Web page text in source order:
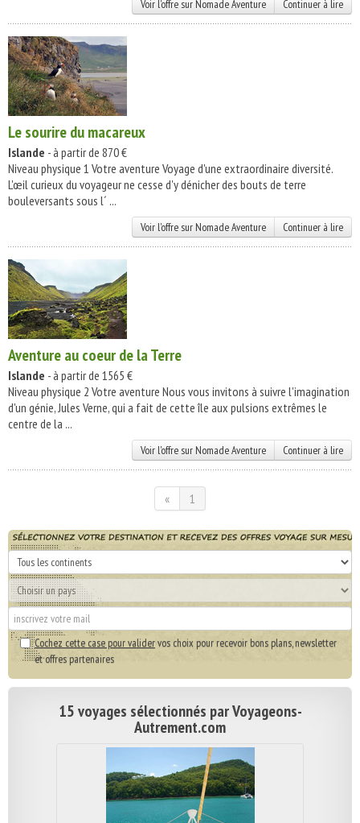
Voir l'offre sur Nomade Aventure Continuer à lire
Le sourire du macareux
Islande - à partir de 870 €
Niveau physique 1 Votre aventure Voyage d'une extraordinaire diversité.
L'œil curieux du voyageur ne cesse d'y dénicher des bouts de terre
bouleversants sous l´ ...
Voir l'offre sur Nomade Aventure Continuer à lire
Aventure au coeur de la Terre
Islande - à partir de 1565 €
Niveau physique 2 Votre aventure Nous vous invitons à suivre l'imagination
d'un génie, Jules Verne, qui a fait de cette île aux pulsions extrêmes le
centre de la ...
Voir l'offre sur Nomade Aventure Continuer à lire
« 1
Cochez cette case pour validervos choix pour recevoir bons plans, newsletter
et offres partenaires
15 voyages sélectionnés par Voyageons-
Autrement.com